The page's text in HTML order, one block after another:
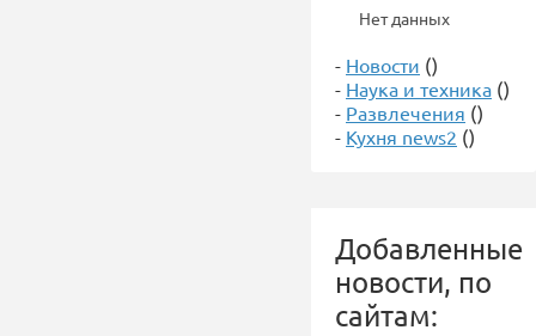
Нет данных
- Новости ()
- Наука и техника ()
- Развлечения ()
- Кухня news2 ()
Добавленные
новости, по
сайтам: